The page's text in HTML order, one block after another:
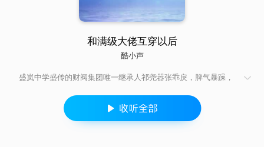
和满级大佬互穿以后
酷小声
盛岚中学盛传的财阀集团唯一继承人祁尧嚣张乖戾，脾气暴躁，
联姻工具接到豪门家庭。传言，卫家的养女叶茨转学来的第一天
就霸占了祁尧的专属座位。众人：坐等叶茨的一百种死法！某
天，大家看到叶茨脸色苍白的去找祁尧。众人：见过作死的，没